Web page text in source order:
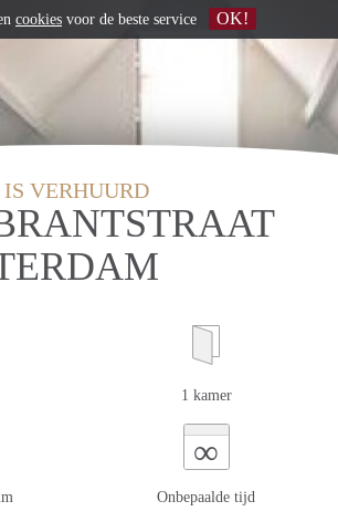
VERHUURD
1 kamer
∞
Onbepaalde tijd
cookies voor de beste service OK!